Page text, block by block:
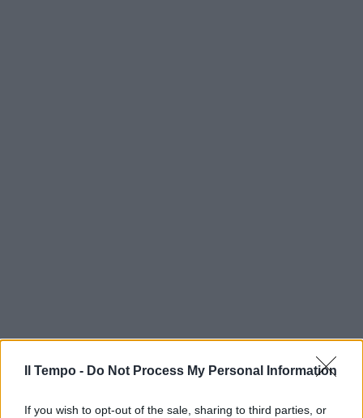
Il Tempo - Do Not Process My Personal Information
If you wish to opt-out of the sale, sharing to third parties, or